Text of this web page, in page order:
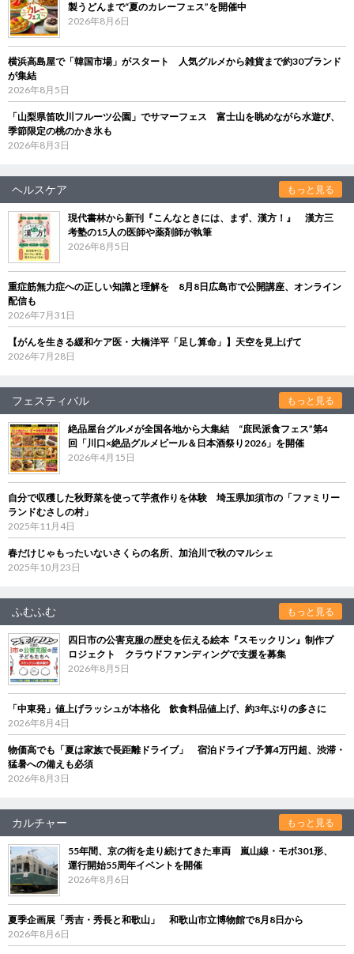
製うどんまで“夏のカレーフェス”を開催中
2026年8月6日
横浜高島屋で「韓国市場」がスタート 人気グルメから雑貨まで約30ブランド
が集結
2026年8月5日
「山梨県笛吹川フルーツ公園」でサマーフェス 富士山を眺めながら水遊び、
季節限定の桃のかき氷も
2026年8月3日
ヘルスケア もっと見る
現代書林から新刊『こんなときには、まず、漢方！』 漢方三
考塾の15人の医師や薬剤師が執筆
2026年8月5日
重症筋無力症への正しい知識と理解を 8月8日広島市で公開講座、オンライン
配信も
2026年7月31日
【がんを生きる緩和ケア医・大橋洋平「足し算命」】天空を見上げて
2026年7月28日
フェスティバル もっと見る
絶品屋台グルメが全国各地から大集結 “庶民派食フェス”第4
回「川口×絶品グルメビール＆日本酒祭り2026」を開催
2026年4月15日
自分で収穫した秋野菜を使って芋煮作りを体験 埼玉県加須市の「ファミリー
ランドむさしの村」
2025年11月4日
春だけじゃもったいないさくらの名所、加治川で秋のマルシェ
2025年10月23日
ふむふむ もっと見る
四日市の公害克服の歴史を伝える絵本『スモックリン』制作プ
ロジェクト クラウドファンディングで支援を募集
2026年8月5日
「中東発」値上げラッシュが本格化 飲食料品値上げ、約3年ぶりの多さに
2026年8月4日
物価高でも「夏は家族で長距離ドライブ」 宿泊ドライブ予算4万円超、渋滞・
猛暑への備えも必須
2026年8月3日
カルチャー もっと見る
55年間、京の街を走り続けてきた車両 嵐山線・モボ301形、
運行開始55周年イベントを開催
2026年8月6日
夏季企画展「秀吉・秀長と和歌山」 和歌山市立博物館で8月8日から
2026年8月6日